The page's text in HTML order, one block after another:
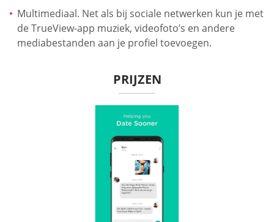
Multimediaal. Net als bij sociale netwerken kun je met
de TrueView-app muziek, videofoto’s en andere
mediabestanden aan je profiel toevoegen.
PRIJZEN